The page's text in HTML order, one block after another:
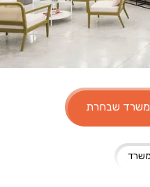
במשרד שבחרת